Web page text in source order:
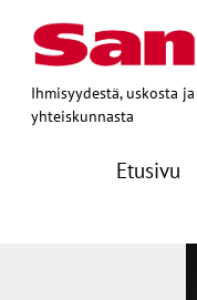
Ihmisyydestä, uskosta ja
yhteiskunnasta
Etusivu